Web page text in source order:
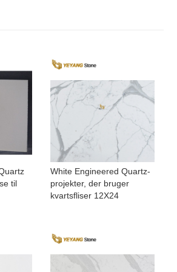
til
White Engineered Quartz-
projekter, der bruger
kvartsfliser 12X24